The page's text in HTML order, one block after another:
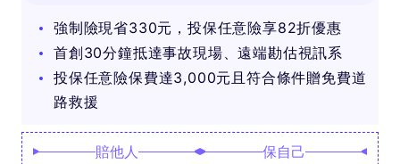
強制險現省330元，投保任意險享82折優惠
首創30分鐘抵達事故現場、遠端勘估視訊系
投保任意險保費達3,000元且符合條件贈免費道
路救援
賠他人 保自己